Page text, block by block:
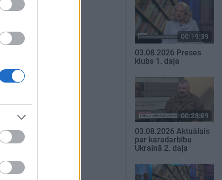
00:19:39
03.08.2026 Preses
klubs 1. daļa
00:23:09
03.08.2026 Aktuālais
par karadarbību
Ukrainā 2. daļa